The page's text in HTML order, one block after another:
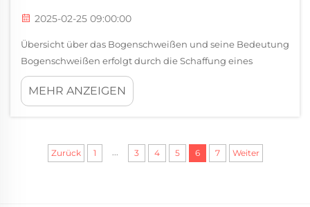
2025-02-25 09:00:00
Übersicht über das Bogenschweißen und seine Bedeutung
Bogenschweißen erfolgt durch die Schaffung eines
elektrischen Bogens zwischen Elektrode und Werkstück,
der Metall schmilzt und Teile zusammenfügt. Fast jede
MEHR ANZEIGEN
Zurück 1 ... 3 4 5 6 7 Weiter